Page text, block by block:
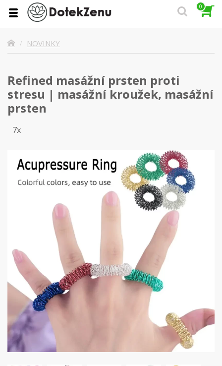
0
NOVINKY
Refined masážní prsten proti
stresu | masážní kroužek, masážní
prsten
7x